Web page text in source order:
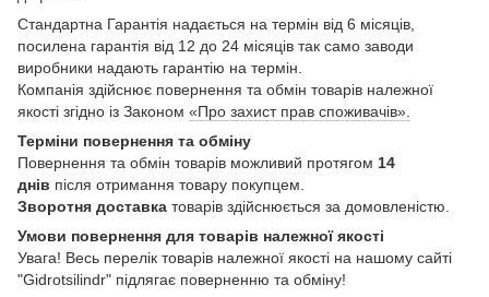
Стандартна Гарантія надається на термін від 6 місяців,
посилена гарантія від 12 до 24 місяців так само заводи
виробники надають гарантію на термін.
Компанія здійснює повернення та обмін товарів належної
якості згідно із Законом «Про захист прав споживачів».
Терміни повернення та обміну
Повернення та обмін товарів можливий протягом 14
днів після отримання товару покупцем.
Зворотня доставка товарів здійснюється за домовленістю.
Умови повернення для товарів належної якості
Увага! Весь перелік товарів належної якості на нашому сайті
"Gidrotsilindr" підлягає поверненню та обміну!